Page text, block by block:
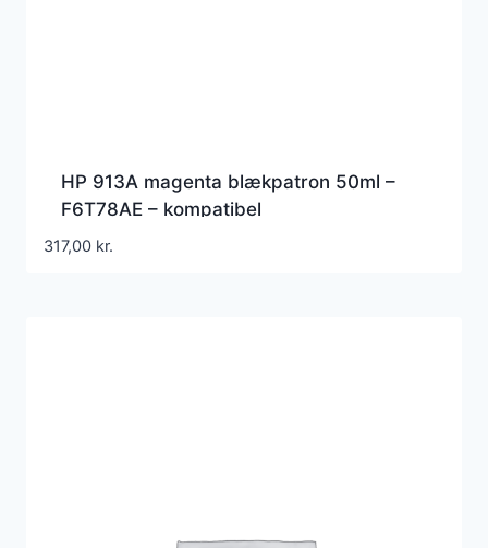
HP 913A magenta blækpatron 50ml –
F6T78AE – kompatibel
317,00 kr.